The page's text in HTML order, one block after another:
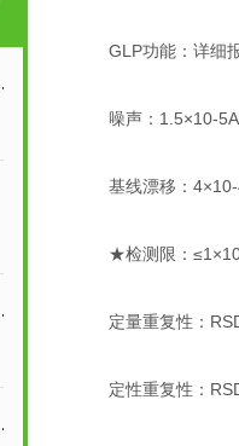
GLP功能：详细报
噪声：1.5×10-
基线漂移：4×10-
★检测限：
定量重复性：
定性重复性：